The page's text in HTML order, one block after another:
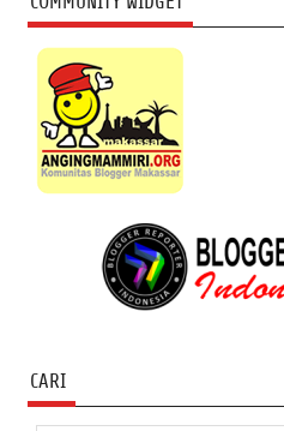
CARI